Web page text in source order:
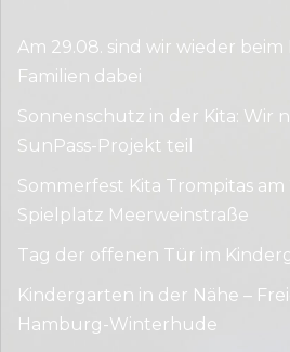
Am 29.08. sind wir wieder
Familien dabei
Sonnenschutz in der Kita: Wir
SunPass-Projekt teil
Sommerfest Kita Trompitas am
Spielplatz Meerweinstraße
Tag der offenen Tür im
Kindergarten in der Nähe –
Hamburg-Winterhude